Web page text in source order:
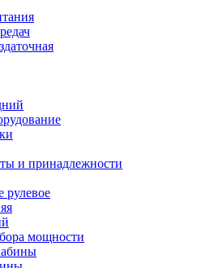
и принадлежности
рулевое
мощности